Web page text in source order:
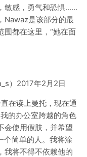
敏感，勇气和恐惧......
Nawaz是该部分的最
围都在这里，“她在面
）2017年2月2日
在读上曼托，现在通
的办公室跨越的角色
会使用假肢，并希望
个简单的人。我将涂
我将不得不依赖他的